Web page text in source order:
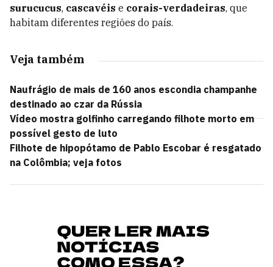
surucucus, cascavéis e corais-verdadeiras, que
habitam diferentes regiões do país.
Veja também
Naufrágio de mais de 160 anos escondia champanhe
destinado ao czar da Rússia
Vídeo mostra golfinho carregando filhote morto em
possível gesto de luto
Filhote de hipopótamo de Pablo Escobar é resgatado
na Colômbia; veja fotos